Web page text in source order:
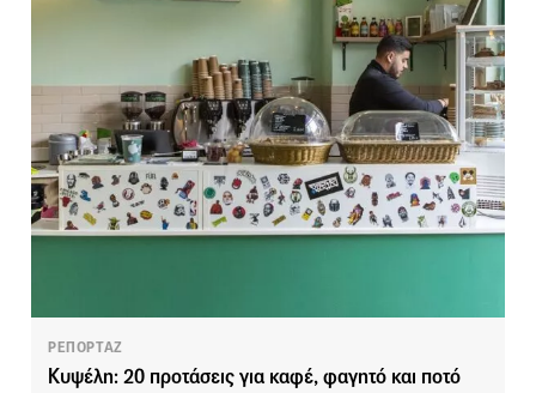
ΡΕΠΟΡΤΑΖ
Κυψέλη: 20 προτάσεις για καφέ, φαγητό και ποτό